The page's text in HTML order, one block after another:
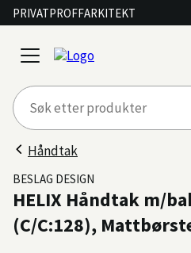
PRIVATPROFFARKITEKT
open
menu
Håndtak
BESLAG DESIGN
HELIX Håndtak m/
(C/C:128),